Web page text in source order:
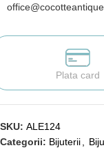
Plata card
SKU: ALE124
Categorii: Bijuterii